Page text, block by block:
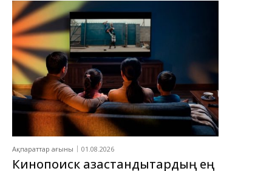
Ақпараттар ағыны 01.08.2026
Кинопоиск қазақстандықтардың ең